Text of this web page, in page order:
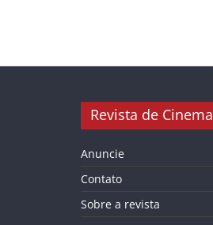
Revista de Cinema
Anuncie
Contato
Sobre a revista